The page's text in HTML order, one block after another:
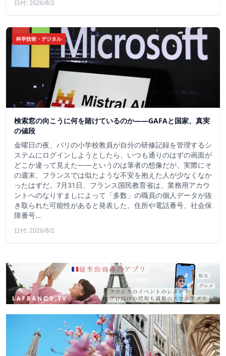
日付: 2026/8/2
科学技術・デジタル
検索窓の向こうに何を賭けているのか——GAFAと国家、真実
の値段
金曜日の夜、パリの小学校教員が自分の研修記録を管理するシ
ステムにログインしようとしたら、いつも通りのはずの画面が
どこか違って見えた——というのは筆者の想像だが、実際にそ
の週末、フランスでは似たような不安を抱えた人が少なくなか
ったはずだ。7月31日、フランス国民教育省は、業務用アカウ
ントへのなりすましによって「多数」の職員の個人データが抜
き取られた可能性があると発表した。住所や電話番号、社会保
障番号…
日付: 2026/8/2